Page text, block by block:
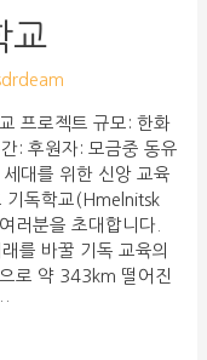
교
프로젝트 규모: 한화
: 후원자: 모금중 동유
대를 위한 신앙 교육
기독학교(Hmelnitsk
러분을 초대합니다.
를 바꿀 기독 교육의
로 약 343km 떨어진